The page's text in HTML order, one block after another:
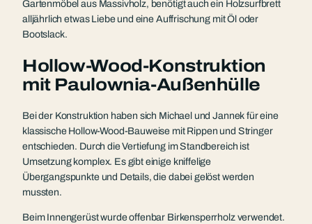
Gartenmöbel aus Massivholz, benötigt auch ein Holzsurfbrett
alljährlich etwas Liebe und eine Auffrischung mit Öl oder
Bootslack.
Hollow-Wood-Konstruktion
mit Paulownia-Außenhülle
Bei der Konstruktion haben sich Michael und Jannek für eine
klassische Hollow-Wood-Bauweise mit Rippen und Stringer
entschieden. Durch die Vertiefung im Standbereich ist
Umsetzung komplex. Es gibt einige kniffelige
Übergangspunkte und Details, die dabei gelöst werden
mussten.
Beim Innengerüst wurde offenbar Birkensperrholz verwendet.